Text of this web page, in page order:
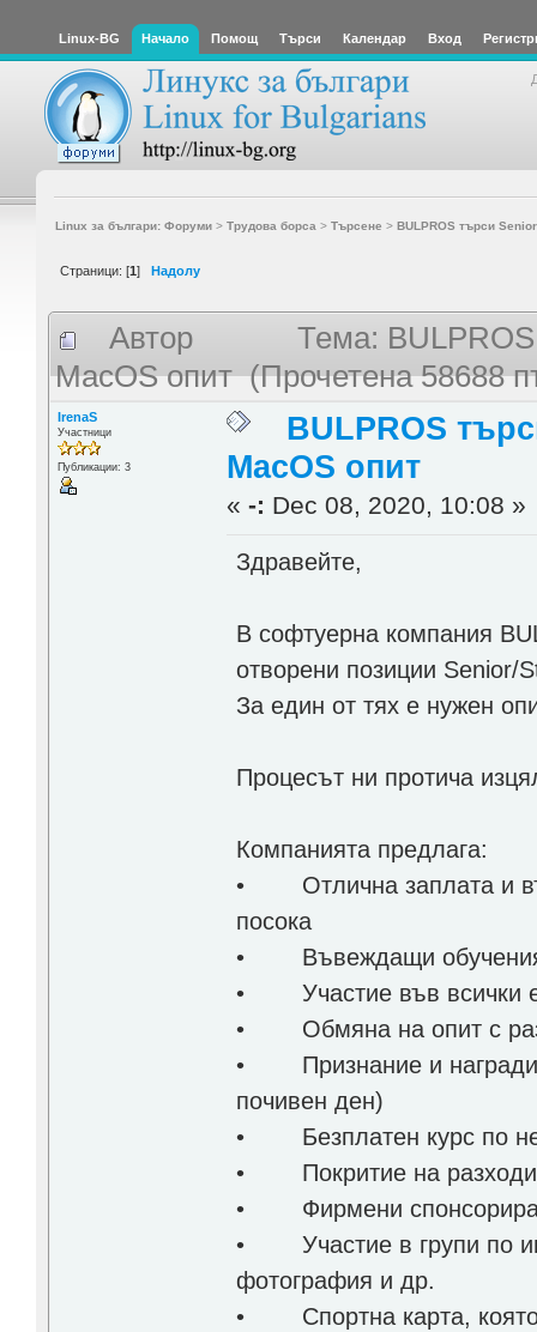
Linux-BG Начало Помощ Търси Календар Вход
Linux за българи: Форуми> Трудова борса > Търсене > BULPROS търси
Страници: [1] Надолу
Автор
Тема:
MacOS опит (Прочетена 58688
IrenaS
Участници
Публикации: 3
BULPROS
MacOS опит
«-: Dec 08, 2020, 10:08 »
Здравейте,
В софтуерна компания
отворени позиции Senior/
За един от тях е нужен
Процесът ни протича
Компанията предлага:
• Отлична заплата и
посока
• Въвеждащи
• Участие във всички
• Обмяна на опит с
• Признание и награди
почивен ден)
• Безплатен курс по
• Покритие на
• Фирмени
• Участие в групи по
фотография и др.
• Спортна карта, която